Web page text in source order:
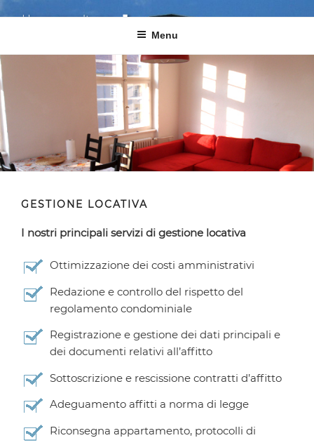
GmbH
Haus­ver­waltung
condo gmbh
La tua completa soddisfazione è la nostra motivazione!
Menu
GESTIONE LOCATIVA
I nostri principali servizi di gestione locativa
Ottimizzazione dei costi amministrativi
Redazione e controllo del rispetto del
regolamento condominiale
Registrazione e gestione dei dati principali e
dei documenti relativi all’affitto
Sottoscrizione e rescissione contratti d’affitto
Adeguamento affitti a norma di legge
Riconsegna appartamento, protocolli di